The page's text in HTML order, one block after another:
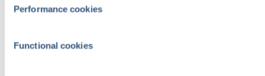
Performance cookies
Functional cookies